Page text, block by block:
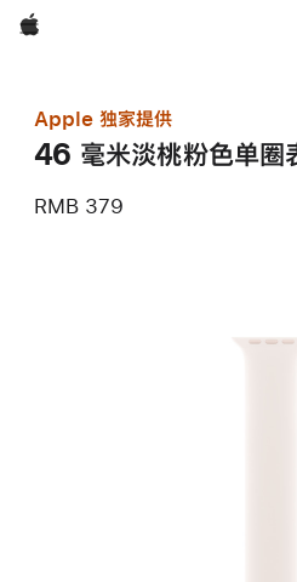
Apple
Apple 独家提供
46 毫米淡桃粉色单
RMB 379